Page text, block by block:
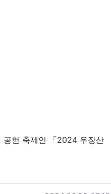
공헌 축제인 「2024 우장산